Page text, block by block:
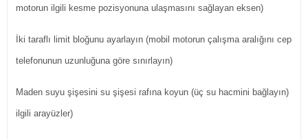
motorun ilgili kesme pozisyonuna ulaşmasını sağlayan eksen)
İki taraflı limit bloğunu ayarlayın (mobil motorun çalışma aralığını cep
telefonunun uzunluğuna göre sınırlayın)
Maden suyu şişesini su şişesi rafına koyun (üç su hacmini bağlayın)
ilgili arayüzler)